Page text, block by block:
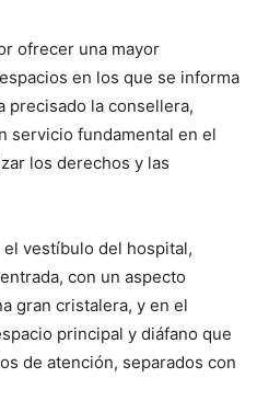
ofrecer una mayor
en los que se informa
precisado la consellera,
servicio fundamental en el
los derechos y las
el vestíbulo del hospital,
con un aspecto
gran cristalera, y en el
principal y diáfano que
de atención, separados con